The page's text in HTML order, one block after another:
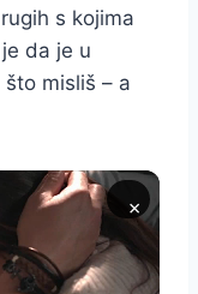
s kojima
da je u
misliš – a
×